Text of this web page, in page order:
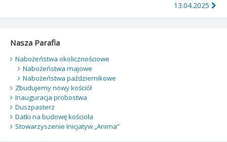
13.04.2025
Nasza Parafia
Nabożeństwa okolicznościowe
Nabożeństwa majowe
Nabożeństwa październikowe
Zbudujemy nowy kościół
Inauguracja probostwa
Duszpasterz
Datki na budowę kościoła
Stowarzyszenie Inicjatyw „Anima”